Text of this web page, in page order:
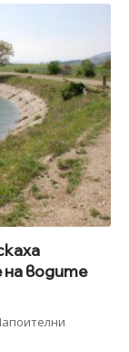
на водите